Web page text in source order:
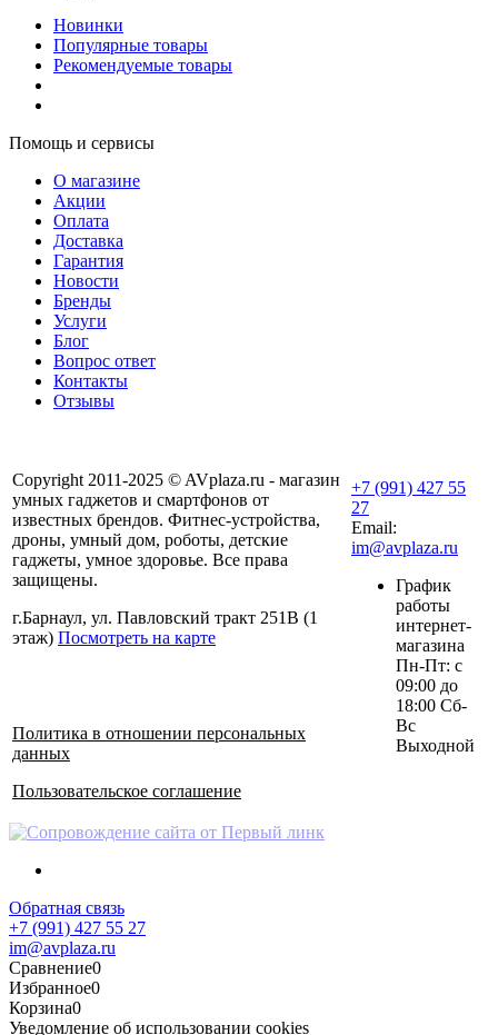
Новинки
Популярные товары
Рекомендуемые товары
Помощь и сервисы
О магазине
Акции
Оплата
Доставка
Гарантия
Новости
Бренды
Услуги
Блог
Вопрос ответ
Контакты
Отзывы
Copyright 2011-2025 © AVplaza.ru - магазин
умных гаджетов и смартфонов от
известных брендов. Фитнес-устройства,
дроны, умный дом, роботы, детские
гаджеты, умное здоровье. Все права
защищены.
г.Барнаул, ул. Павловский тракт 251В (1
этаж) Посмотреть на карте
Политика в отношении персональных
данных
Пользовательское соглашение
+7 (991) 427 55
27
Email:
im@avplaza.ru
График
работы
интернет-
магазина
Пн-Пт: с
09:00 до
18:00 Сб-
Вс
Выходной
Обратная связь
+7 (991) 427 55 27
im@avplaza.ru
Сравнение0
Избранное0
Корзина0
Уведомление об использовании cookies